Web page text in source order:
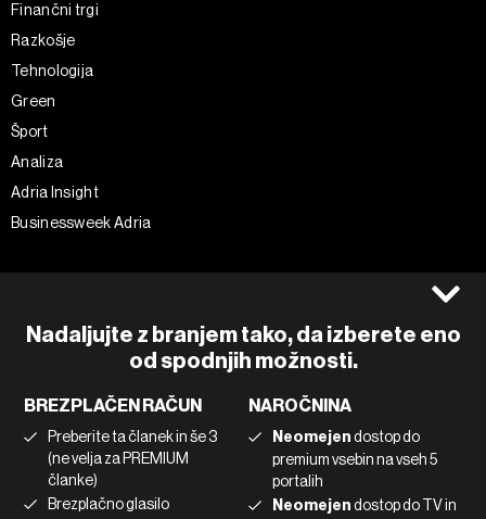
Nadaljujte z branjem tako, da izberete eno
od spodnjih možnosti.
BREZPLAČEN RAČUN
Preberite ta članek in še 3
(ne velja za PREMIUM
članke)
Brezplačno glasilo
NAROČNINA
Neomejendostop do
premium vsebin na vseh 5
portalih
Neomejendostop do TV in
Finančni trgi
Razkošje
Tehnologija
Green
Šport
Analiza
Adria Insight
Businessweek Adria
Piškotki
Marketing
Uporaba umetne inteligence
Instagram
Linkedin
Tiktok